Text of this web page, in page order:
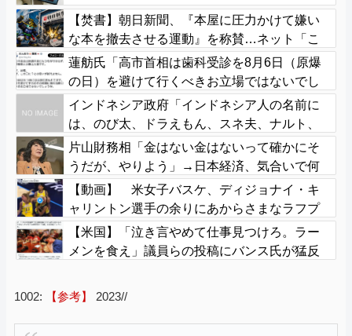
【焚書】朝日新聞、『本屋に圧力かけて嫌い
な本を撤去させる運動』を称賛…ネット「こ
れを肯定的に書くとか頭おかしいのか」
蓮舫氏「高市首相は歯科受診を8月6日（原爆
の日）を避けて行くべきお立場ではないでし
ょうか」
インドネシア政府「インドネシア人の名前に
は、のび太、ドラえもん、スネ夫、ナルト、
しんちゃんなどあります」
片山財務相「金はない金はないって確かにそ
うだが、やりよう」→日本経済、気合いで何
とかする模様
【動画】 米女子バスケ、ディジョナイ・キ
ャリントン選手の余りにあからさまなラフプ
レーに批判殺到
【米国】「泣き言やめて仕事見つけろ。ラー
メンを食え」議員らの投稿にバンス氏が猛反
戦に発展
1002: 【参考】 2023//